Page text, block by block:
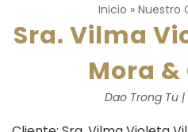
Inicio » Nuestro
Sra. Vilma
Mora
Dao Trong Tu